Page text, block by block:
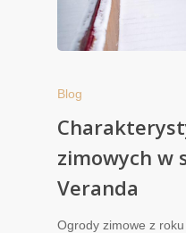
Blog
zimowych w
Veranda
Ogrody zimowe z